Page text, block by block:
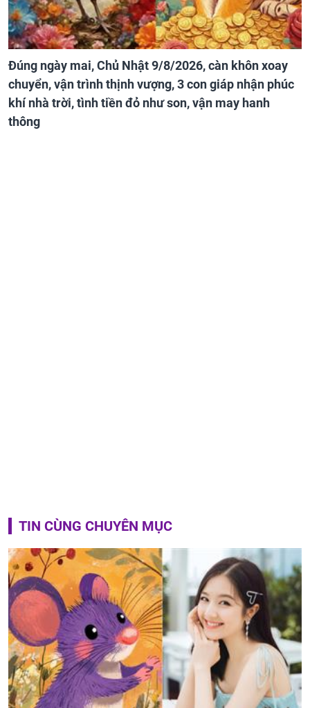
Đúng ngày mai, Chủ Nhật 9/8/2026, càn khôn xoay
chuyển, vận trình thịnh vượng, 3 con giáp nhận phúc
khí nhà trời, tình tiền đỏ như son, vận may hanh
thông
TIN CÙNG CHUYÊN MỤC